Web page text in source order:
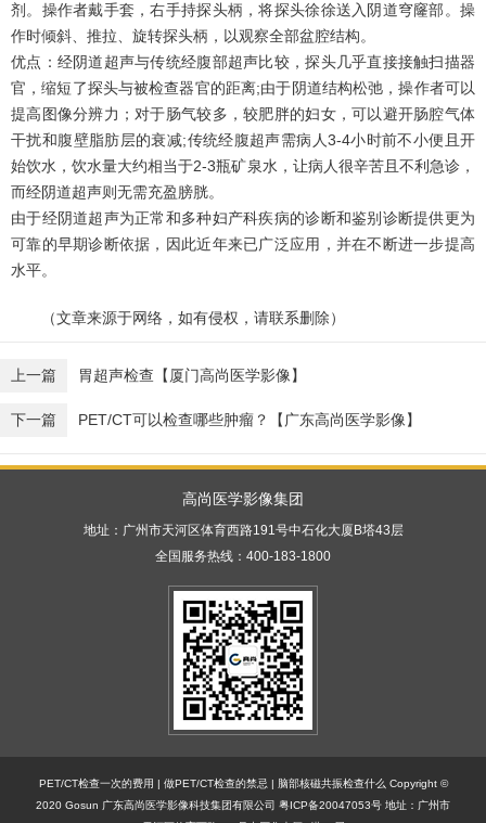
剂。操作者戴手套，右手持探头柄，将探头徐徐送入阴道穹窿部。操
作时倾斜、推拉、旋转探头柄，以观察全部盆腔结构。
优点：经阴道超声与传统经腹部超声比较，探头几乎直接接触扫描器
官，缩短了探头与被检查器官的距离;由于阴道结构松弛，操作者可以
提高图像分辨力；对于肠气较多，较肥胖的妇女，可以避开肠腔气体
干扰和腹壁脂肪层的衰减;传统经腹超声需病人3-4小时前不小便且开
始饮水，饮水量大约相当于2-3瓶矿泉水，让病人很辛苦且不利急诊，
而经阴道超声则无需充盈膀胱。
由于经阴道超声为正常和多种妇产科疾病的诊断和鉴别诊断提供更为
可靠的早期诊断依据，因此近年来已广泛应用，并在不断进一步提高
水平。
（文章来源于网络，如有侵权，请联系删除）
上一篇 胃超声检查【厦门高尚医学影像】
下一篇 PET/CT可以检查哪些肿瘤？【广东高尚医学影像】
高尚医学影像集团
地址：广州市天河区体育西路191号中石化大厦B塔43层
全国服务热线：400-183-1800
PET/CT检查一次的费用 | 做PET/CT检查的禁忌 | 脑部核磁共振检查什么 Copyright ©
2020 Gosun 广东高尚医学影像科技集团有限公司 粤ICP备20047053号 地址：广州市